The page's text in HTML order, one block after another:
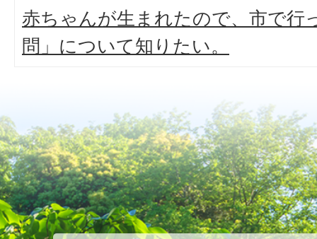
赤ちゃんが生まれたので、市で行
問」について知りたい。